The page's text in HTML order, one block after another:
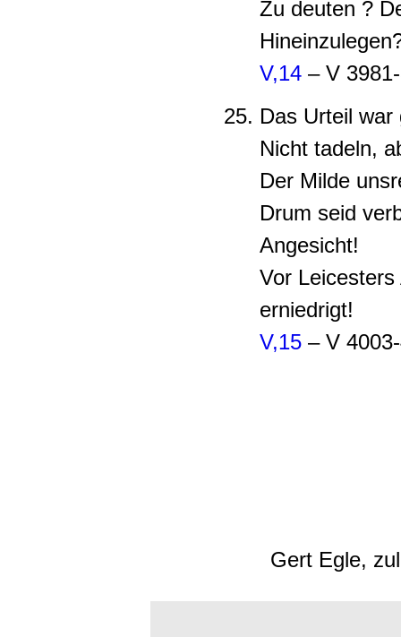
Zu deuten ?
V,14 – V
Das Urteil
Nicht tadeln,
Der Milde
Drum seid
Angesicht!
Vor
erniedrigt!
V,15 – V
Gert Egle,